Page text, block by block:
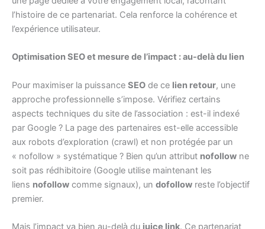
l’histoire de ce partenariat. Cela renforce la cohérence et
l’expérience utilisateur.
Optimisation SEO et mesure de l’impact : au-delà du lien
Pour maximiser la puissance SEO de ce lien retour, une
approche professionnelle s’impose. Vérifiez certains
aspects techniques du site de l’association : est-il indexé
par Google ? La page des partenaires est-elle accessible
aux robots d’exploration (crawl) et non protégée par un
« nofollow » systématique ? Bien qu’un attribut nofollow ne
soit pas rédhibitoire (Google utilise maintenant les
liens nofollow comme signaux), un dofollow reste l’objectif
premier.
Mais l’impact va bien au-delà du juice link. Ce partenariat